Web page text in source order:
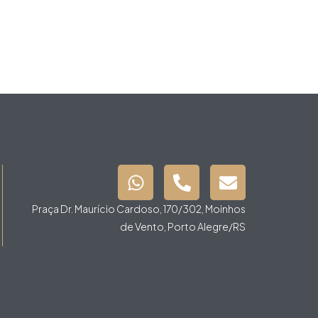
Praça Dr. Maurício Cardoso, 170/302, Moinhos
de Vento, Porto Alegre/RS